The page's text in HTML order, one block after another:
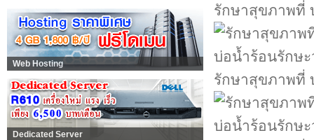
Web Hosting
Dedicated Server
รักษาสุขภาพที่
รักษาสุขภาพที่